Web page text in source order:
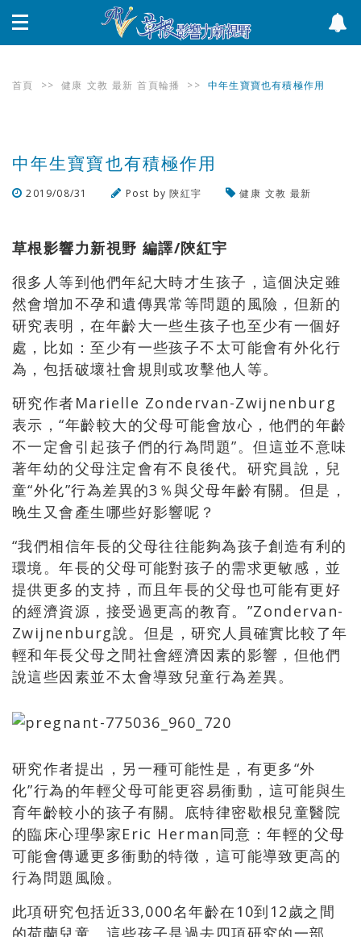
首頁 >> 健康 文教 最新 首頁輪播 >> 中年生寶寶也有積極作用
中年生寶寶也有積極作用
2019/08/31 Post by陝紅宇 健康 文教 最新
草根影響力新視野 編譯/陝紅宇
很多人等到他們年紀大時才生孩子，這個決定雖
然會增加不孕和遺傳異常等問題的風險，但新的
研究表明，在年齡大一些生孩子也至少有一個好
處，比如：至少有一些孩子不太可能會有外化行
為，包括破壞社會規則或攻擊他人等。
研究作者Marielle Zondervan-Zwijnenburg
表示，“年齡較大的父母可能會放心，他們的年齡
不一定會引起孩子們的行為問題”。但這並不意味
著年幼的父母注定會有不良後代。研究員說，兒
童“外化”行為差異的3 ％與父母年齡有關。但是，
晚生又會產生哪些好影響呢？
“我們相信年長的父母往往能夠為孩子創造有利的
環境。年長的父母可能對孩子的需求更敏感，並
提供更多的支持，而且年長的父母也可能有更好
的經濟資源，接受過更高的教育。 ”Zondervan-
Zwijnenburg說。但是，研究人員確實比較了年
輕和年長父母之間社會經濟因素的影響，但他們
說這些因素並不太會導致兒童行為差異。
研究作者提出，另一種可能性是，有更多“外
化”行為的年輕父母可能更容易衝動，這可能與生
育年齡較小的孩子有關。底特律密歇根兒童醫院
的臨床心理學家Eric Herman同意：年輕的父母
可能會傳遞更多衝動的特徵，這可能導致更高的
行為問題風險。
此項研究包括近33,000名年齡在 10到 12歲之間
的荷蘭兒童。這些孩子是過去四項研究的一部